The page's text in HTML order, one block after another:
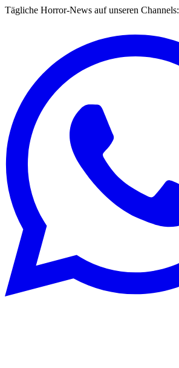
Tägliche Horror-News auf unseren Channels: